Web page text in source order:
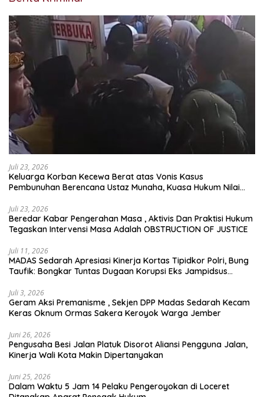
Juli 23, 2026
Keluarga Korban Kecewa Berat atas Vonis Kasus
Pembunuhan Berencana Ustaz Munaha, Kuasa Hukum Nilai
Juli 23, 2026
Beredar Kabar Pengerahan Masa , Aktivis Dan Praktisi Hukum
Tegaskan Intervensi Masa Adalah OBSTRUCTION OF JUSTICE
Juli 11, 2026
MADAS Sedarah Apresiasi Kinerja Kortas Tipidkor Polri, Bung
Taufik: Bongkar Tuntas Dugaan Korupsi Eks Jampidsus
Juli 3, 2026
Geram Aksi Premanisme , Sekjen DPP Madas Sedarah Kecam
Keras Oknum Ormas Sakera Keroyok Warga Jember
Juni 26, 2026
Pengusaha Besi Jalan Platuk Disorot Aliansi Pengguna Jalan,
Kinerja Wali Kota Makin Dipertanyakan
Juni 25, 2026
Dalam Waktu 5 Jam 14 Pelaku Pengeroyokan di Loceret